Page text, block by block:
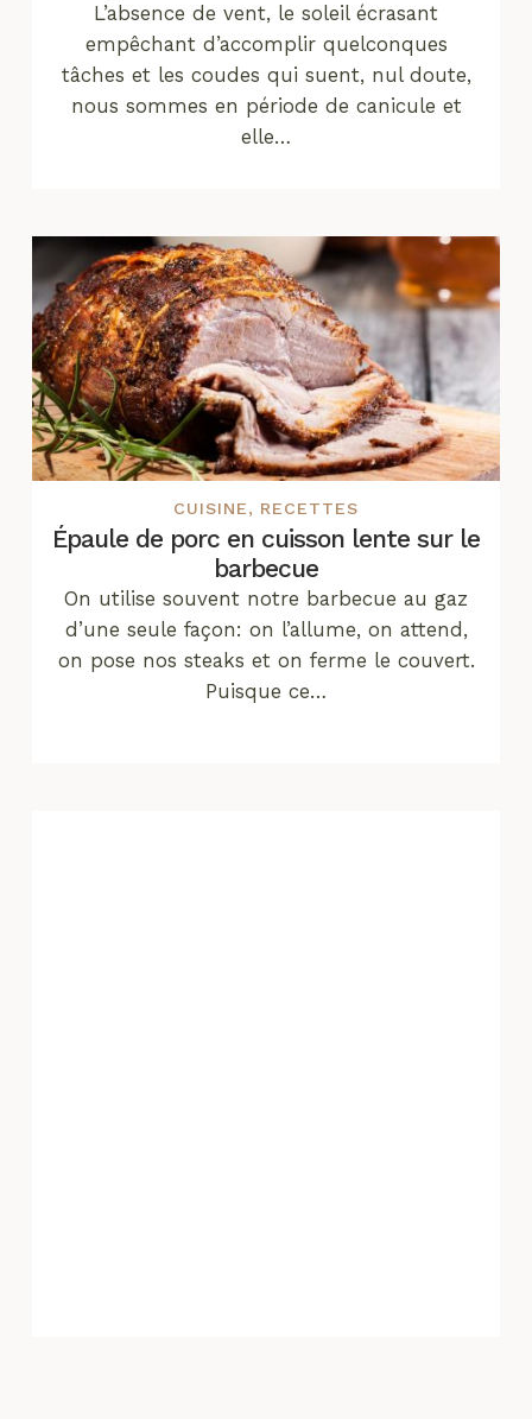
L’absence de vent, le soleil écrasant
empêchant d’accomplir quelconques
tâches et les coudes qui suent, nul doute,
nous sommes en période de canicule et
elle…
CUISINE, RECETTES
Épaule de porc en cuisson lente sur le
barbecue
On utilise souvent notre barbecue au gaz
d’une seule façon: on l’allume, on attend,
on pose nos steaks et on ferme le couvert.
Puisque ce…